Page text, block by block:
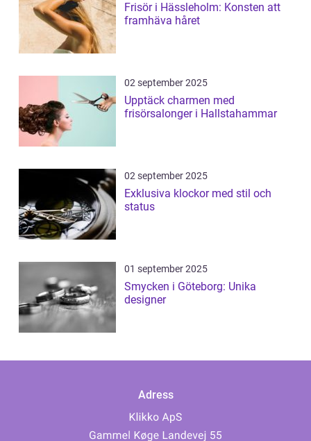
Frisör i Hässleholm: Konsten att
framhäva håret
02 september 2025
Upptäck charmen med
frisörsalonger i Hallstahammar
02 september 2025
Exklusiva klockor med stil och
status
01 september 2025
Smycken i Göteborg: Unika
designer
Adress